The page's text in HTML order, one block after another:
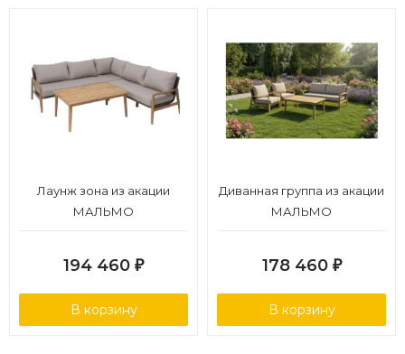
Лаунж зона из акации
МАЛЬМО
194 460 ₽
В корзину
Диванная группа из акации
МАЛЬМО
178 460 ₽
В корзину